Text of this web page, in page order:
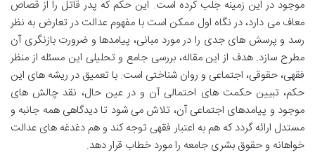
موجود در این زمینه جلب کرده است. این حکم که پدر قاتل را از قصاص
معاف می دارد، در نگاه اول ممکن است با مفهوم عدالت در تعارض به نظر
رسد و پرسش های جدی را در مورد مبانی، پیامدها و ضرورت بازنگری آن
مطرح سازد. هدف از این مقاله، بررسی جامع و تحلیلی این مسئله از منظر
فقهی، حقوقی، اجتماعی و روان شناختی است. با تعمیق در ریشه های این
حکم، تبیین حکمت های احتمالی آن و در عین حال، نقد چالش های
موجود و پیامدهای اجتماعی آن، تلاش می شود تا دیدگاهی همه جانبه و
مستدل ارائه گردد که هم به اعتبار فقهی توجه کند و هم دغدغه های عدالت
خواهانه و حقوق بشری جامعه را مورد خطاب قرار دهد.